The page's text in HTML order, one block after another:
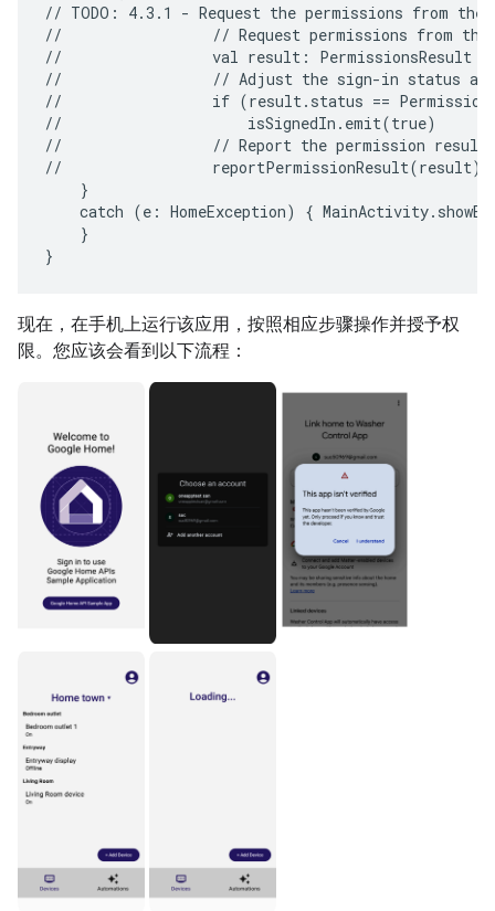
// TODO: 4.3.1 - Request the permissions from the
//
// Request permissions from the
//
val result: PermissionsResult
//
// Adjust the sign-in status
//
if (result.status ==
//
isSignedIn.emit(true)
//
// Report the permission
//
catch (e: HomeException) {
}
现在，在手机上运行该应用，按照相应步骤操作并授予权
限。您应该会看到以下流程：